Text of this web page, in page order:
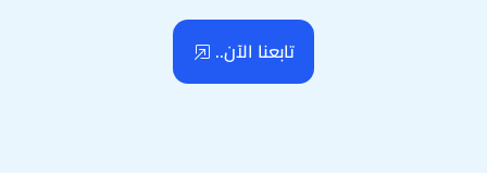
تابعنا الآن..